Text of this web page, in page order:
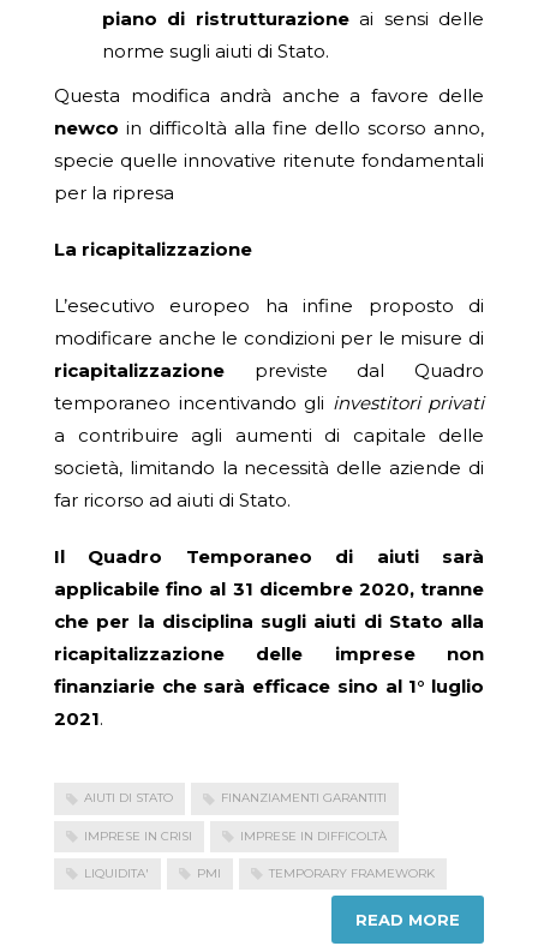
piano di ristrutturazioneai sensi delle
norme sugli aiuti di Stato.
Questa modifica andrà anche a favore delle
newco in difficoltà alla fine dello scorso anno,
specie quelle innovative ritenute fondamentali
per la ripresa
La ricapitalizzazione
L’esecutivo europeo ha infine proposto di
modificare anche le condizioni per le misure di
ricapitalizzazione previste dal Quadro
temporaneo incentivando gli investitori privati
a contribuire agli aumenti di capitale delle
società, limitando la necessità delle aziende di
far ricorso ad aiuti di Stato.
Il Quadro Temporaneo di aiuti sarà
applicabile fino al 31 dicembre 2020, tranne
che per la disciplina sugli aiuti di Stato alla
ricapitalizzazione delle imprese non
finanziarie che sarà efficace sino al 1° luglio
2021.
AIUTI DI STATO FINANZIAMENTI GARANTITI
IMPRESE IN CRISI IMPRESE IN DIFFICOLTÀ
LIQUIDITA' PMI TEMPORARY FRAMEWORK
READ MORE